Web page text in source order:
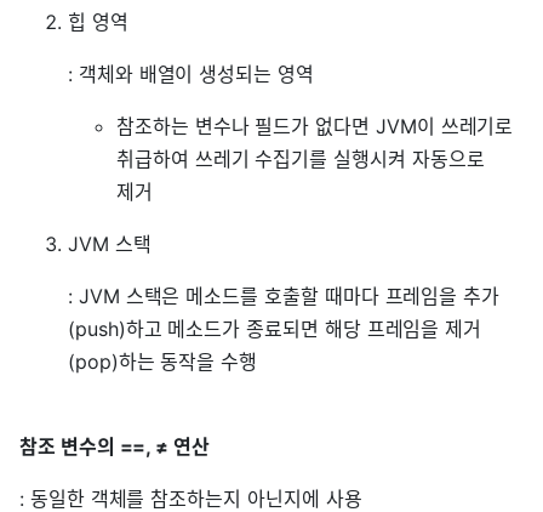
힙 영역
: 객체와 배열이 생성되는 영역
참조하는 변수나 필드가 없다면 JVM이 쓰레기로
취급하여 쓰레기 수집기를 실행시켜 자동으로
제거
JVM 스택
: JVM 스택은 메소드를 호출할 때마다 프레임을 추가
(push)하고 메소드가 종료되면 해당 프레임을 제거
(pop)하는 동작을 수행
참조 변수의 ==, ≠ 연산
: 동일한 객체를 참조하는지 아닌지에 사용